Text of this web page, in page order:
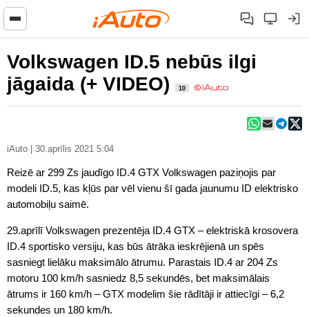
Volkswagen ID.5 nebūs ilgi
jāgaida (+ VIDEO)
10
iAuto | 30.aprīlis 2021 5:04
Reizē ar 299 Zs jaudīgo ID.4 GTX Volkswagen paziņojis par
modeli ID.5, kas kļūs par vēl vienu šī gada jaunumu ID elektrisko
automobiļu saimē.
29.aprīlī Volkswagen prezentēja ID.4 GTX – elektriskā krosovera
ID.4 sportisko versiju, kas būs ātrāka ieskrējienā un spēs
sasniegt lielāku maksimālo ātrumu. Parastais ID.4 ar 204 Zs
motoru 100 km/h sasniedz 8,5 sekundēs, bet maksimālais
ātrums ir 160 km/h – GTX modelim šie rādītāji ir attiecīgi – 6,2
sekundes un 180 km/h.